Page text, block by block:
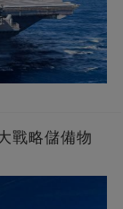
戰略儲備物